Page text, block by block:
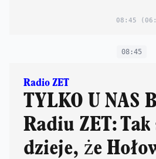
08:45
08:45
Radio ZET
TYLKO U NAS Berek w
Radiu ZET: Tak
dzieje, że